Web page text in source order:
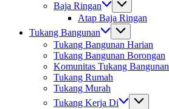
Baja Ringan
Atap Baja Ringan
Tukang Bangunan
Tukang Bangunan Harian
Tukang Bangunan Borongan
Komunitas Tukang Bangunan
Tukang Rumah
Tukang Murah
Tukang Kerja Di